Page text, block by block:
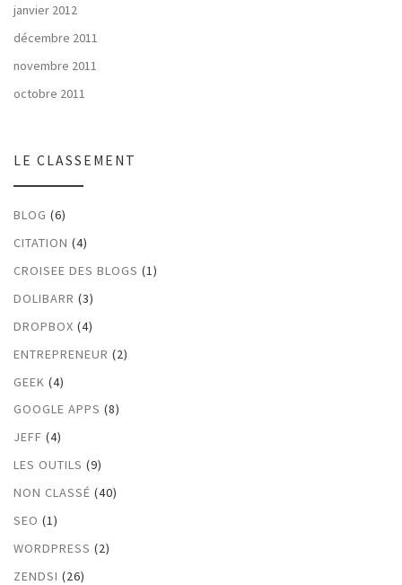
janvier 2012
décembre 2011
novembre 2011
octobre 2011
LE CLASSEMENT
BLOG (6)
CITATION (4)
CROISEE DES BLOGS (1)
DOLIBARR (3)
DROPBOX (4)
ENTREPRENEUR (2)
GEEK (4)
GOOGLE APPS (8)
JEFF (4)
LES OUTILS (9)
NON CLASSÉ (40)
SEO (1)
WORDPRESS (2)
ZENDSI (26)